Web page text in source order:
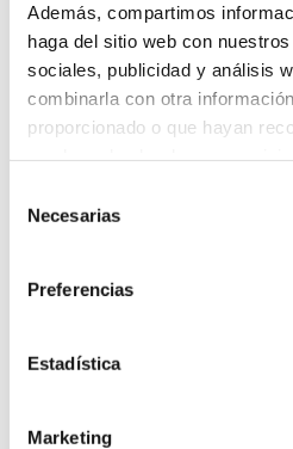
Además, compartimos
haga del sitio web con
sociales, publicidad y análisis
combinarla con otra
proporcionado o que hayan
Necesarias
Preferencias
Estadística
Marketing